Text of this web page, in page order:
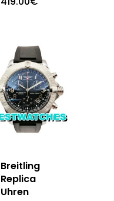
Breitling
Replica
Uhren